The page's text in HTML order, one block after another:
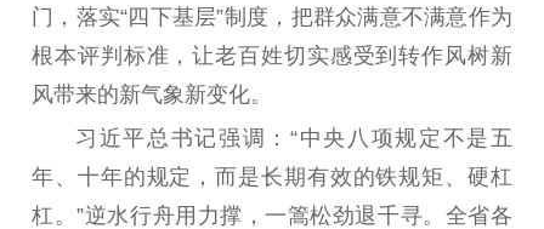
服务管理平台
管理平台
服务管理
文化产业
统计分析
数字出版
审读服务
新闻发布工作备
电影
服务
理论宣讲
共建共享平台
政工继续教育学
习平台
责任编辑注册
业务申报系统
门，落实“四下基层”制度，把群众满意不满意作为
根本评判标准，让老百姓切实感受到转作风树新
风带来的新气象新变化。
习近平总书记强调：“中央八项规定不是五
年、十年的规定，而是长期有效的铁规矩、硬杠
杠。”逆水行舟用力撑，一篙松劲退千寻。全省各